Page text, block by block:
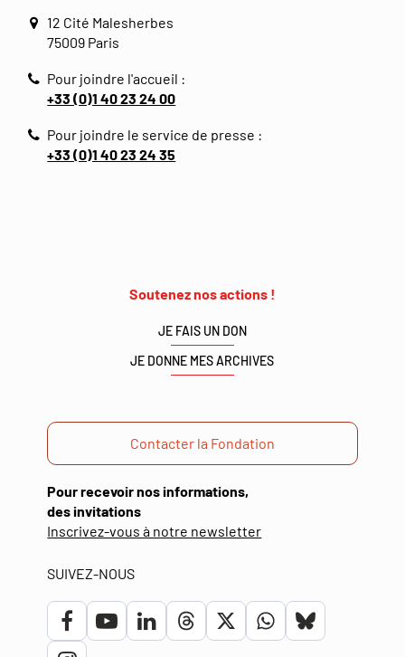
12 Cité Malesherbes
75009 Paris
Pour joindre l'accueil :
+33 (0)1 40 23 24 00
Pour joindre le service de presse :
+33 (0)1 40 23 24 35
Soutenez nos actions !
JE FAIS UN DON
JE DONNE MES ARCHIVES
Contacter la Fondation
Pour recevoir nos informations,
des invitations
Inscrivez-vous à notre newsletter(ouverture
fenêtre)
SUIVEZ-NOUS
LienLienLienLienLienLienLien